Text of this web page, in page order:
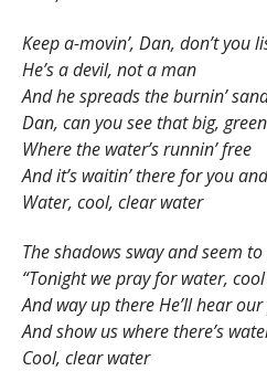
Keep a-movin’, Dan, don’t you
He’s a devil, not a man
And he spreads the burnin’
Dan, can you see that big,
Where the water’s runnin’ free
And it’s waitin’ there for you
Water, cool, clear water
The shadows sway and seem to
“Tonight we pray for water,
And way up there He’ll hear
And show us where there’s
Cool, clear water